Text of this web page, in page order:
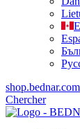
shop.bednar.com
Chercher